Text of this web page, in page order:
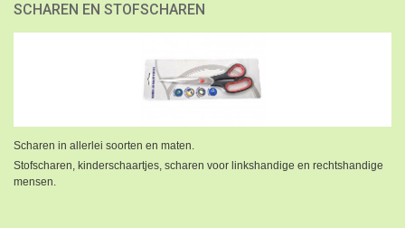
SCHAREN EN STOFSCHAREN
Scharen in allerlei soorten en maten.
Stofscharen, kinderschaartjes, scharen voor linkshandige en rechtshandige
mensen.